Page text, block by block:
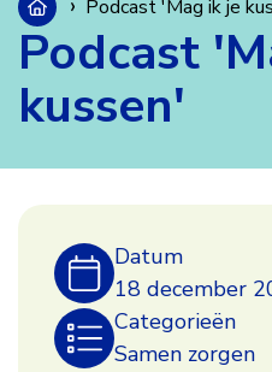
Podcast 'Mag ik je
Podcast
kussen'
Podcast
'Mag
Datum
18 december
Categorieën
Samen zorgen